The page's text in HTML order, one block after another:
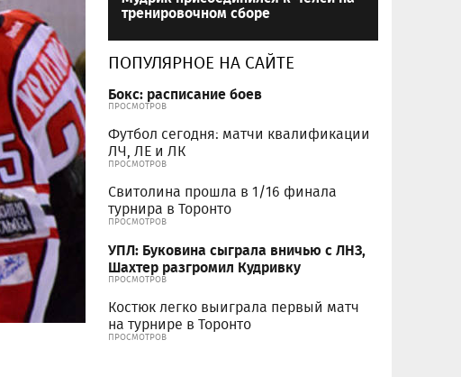
тренировочном сборе
ПОПУЛЯРНОЕ НА САЙТЕ
Бокс: расписание боев
ПРОСМОТРОВ
Футбол сегодня: матчи квалификации
ЛЧ, ЛЕ и ЛК
ПРОСМОТРОВ
Свитолина прошла в 1/16 финала
турнира в Торонто
ПРОСМОТРОВ
УПЛ: Буковина сыграла вничью с ЛНЗ,
Шахтер разгромил Кудривку
ПРОСМОТРОВ
Костюк легко выиграла первый матч
на турнире в Торонто
ПРОСМОТРОВ